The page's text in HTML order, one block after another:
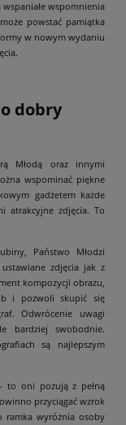
wspomnienia
powstać pamiątka
w nowym wydaniu
dobry
Młodą oraz innymi
wspominać piękne
gadżetem każde
atrakcyjne zdjęcia. To
Państwo Młodzi
zdjęcia jak z
kompozycji obrazu,
i pozwoli skupić się
Odwrócenie uwagi
bardziej swobodnie.
są najlepszym
oni pozują z pełną
przyciągać wzrok
ramka wyróżnia osoby